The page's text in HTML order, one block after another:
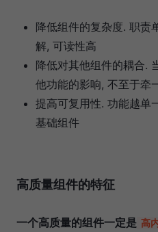
降低组件的复杂度. 职责
解, 可读性高
降低对其他组件的耦合.
他功能的影响, 不至于牵
提高可复用性. 功能越单
基础组件
高质量组件的特征
一个高质量的组件一定是 高